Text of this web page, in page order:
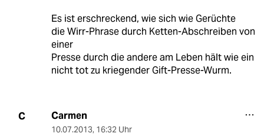
Es ist erschreckend, wie sich wie Gerüchte
die Wirr-Phrase durch Ketten-Abschreiben von
einer
Presse durch die andere am Leben hält wie ein
nicht tot zu kriegender Gift-Presse-Wurm.
C Carmen
10.07.2013, 16:32 Uhr